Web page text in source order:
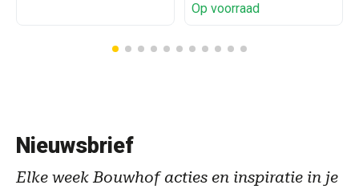
Op voorraad
Nieuwsbrief
Elke week Bouwhof acties en inspiratie in je